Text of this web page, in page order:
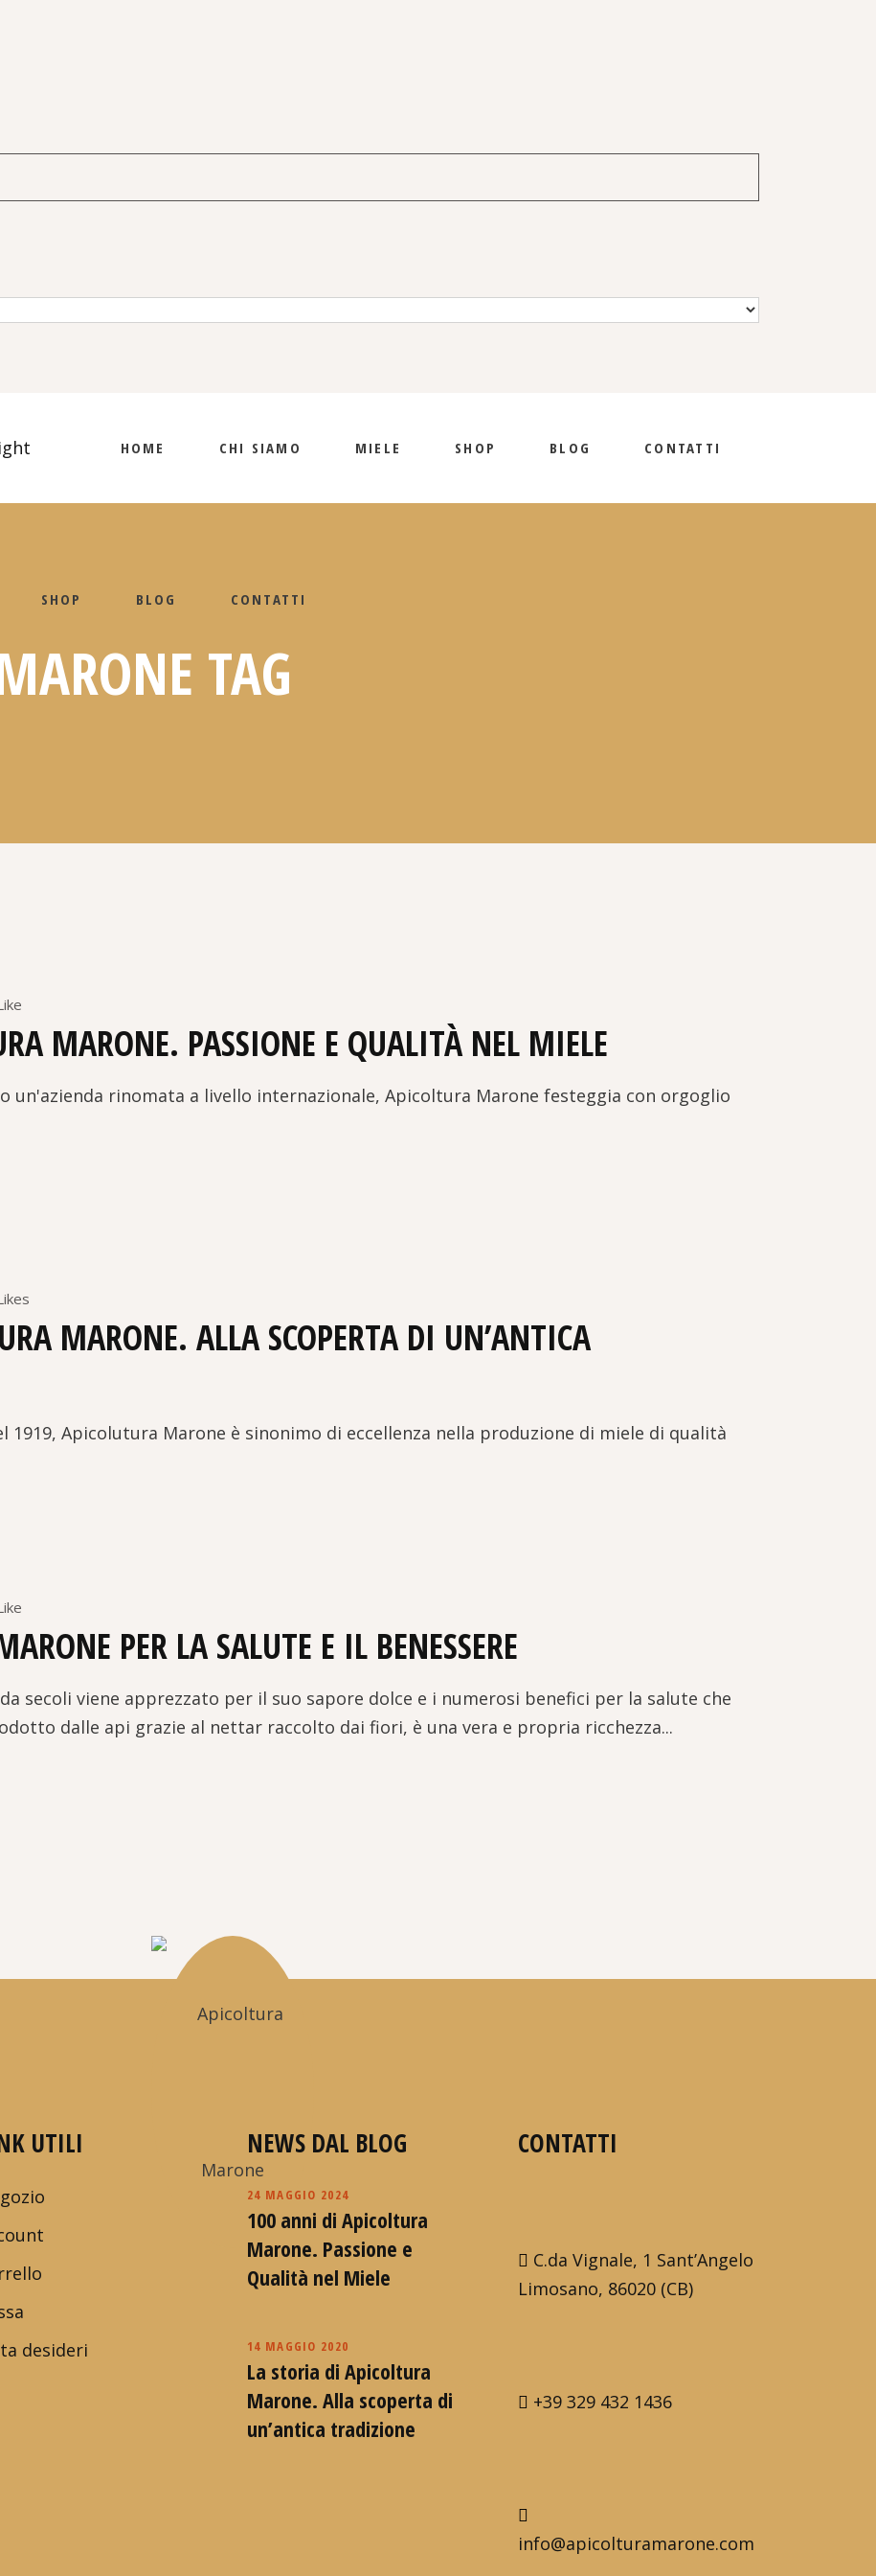
HOME CHI SIAMO MIELE SHOP BLOG CONTATTI
SHOP BLOG CONTATTI
TAG
MARONE. PASSIONE E QUALITÀ NEL MIELE
un'azienda rinomata a livello internazionale, Apicoltura Marone festeggia con orgoglio
MARONE. ALLA SCOPERTA DI UN’ANTICA
1919, Apicolutura Marone è sinonimo di eccellenza nella produzione di miele di qualità
PER LA SALUTE E IL BENESSERE
secoli viene apprezzato per il suo sapore dolce e i numerosi benefici per la salute che
dalle api grazie al nettar raccolto dai fiori, è una vera e propria ricchezza...
UTILI
desideri
NEWS DAL BLOG
24 MAGGIO 2024
100 anni di Apicoltura
Marone. Passione e
Qualità nel Miele
14 MAGGIO 2020
La storia di Apicoltura
Marone. Alla scoperta di
un’antica tradizione
CONTATTI
C.da Vignale, 1 Sant’Angelo
Limosano, 86020 (CB)
+39 329 432 1436
info@apicolturamarone.com